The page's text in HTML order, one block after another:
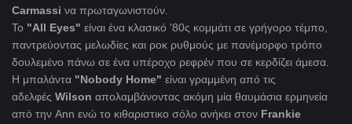
Carmassi να πρωταγωνιστούν.
Το "All Eyes" είναι ένα κλασικό '80ς κομμάτι σε γρήγορο τέμπο,
παντρεύοντας μελωδίες και ροκ ρυθμούς με πανέμορφο τρόπο
δουλεμένο πάνω σε ένα υπέροχο ρεφρέν που σε κερδίζει άμεσα.
Η μπαλάντα "Nobody Home" είναι γραμμένη από τις
αδελφές Wilson απολαμβάνοντας ακόμη μία θαυμάσια ερμηνεία
από την Ann ενώ το κιθαριστικο σόλο ανήκει στον Frankie